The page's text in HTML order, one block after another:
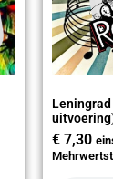
€ 7,30